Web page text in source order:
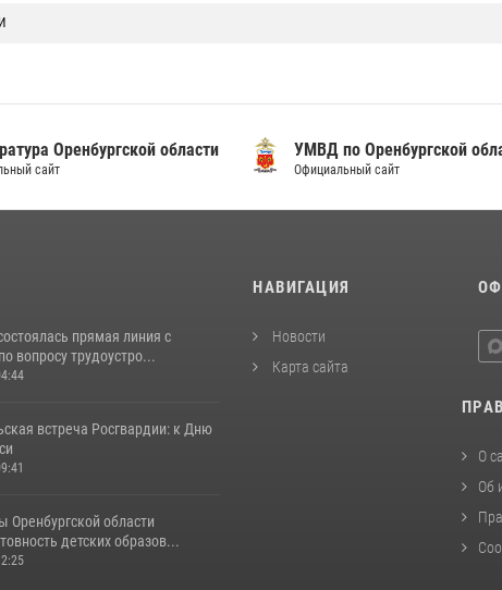
Оренбургской области
сайт
УМВД по Оренбургской
Официальный сайт
прямая линия с
вопросу трудоустро...
встреча Росгвардии: к Дню
Оренбургской области
детских образов...
НАВИГАЦИЯ
Новости
Карта сайта
О
Об